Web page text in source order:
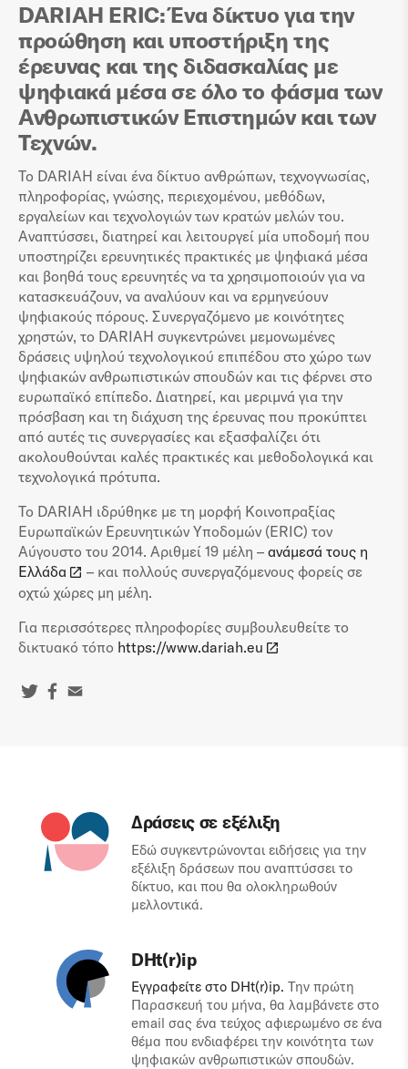
DARIAH ERIC: Ένα δίκτυο για την
προώθηση και υποστήριξη της
έρευνας και της διδασκαλίας με
ψηφιακά μέσα σε όλο το φάσμα των
Ανθρωπιστικών Επιστημών και των
Τεχνών.
Το DARIAH είναι ένα δίκτυο ανθρώπων, τεχνογνωσίας,
πληροφορίας, γνώσης, περιεχομένου, μεθόδων,
εργαλείων και τεχνολογιών των κρατών μελών του.
Αναπτύσσει, διατηρεί και λειτουργεί μία υποδομή που
υποστηρίζει ερευνητικές πρακτικές με ψηφιακά μέσα
και βοηθά τους ερευνητές να τα χρησιμοποιούν για να
κατασκευάζουν, να αναλύουν και να ερμηνεύουν
ψηφιακούς πόρους. Συνεργαζόμενο με κοινότητες
χρηστών, το DARIAH συγκεντρώνει μεμονωμένες
δράσεις υψηλού τεχνολογικού επιπέδου στο χώρο των
ψηφιακών ανθρωπιστικών σπουδών και τις φέρνει στο
ευρωπαϊκό επίπεδο. Διατηρεί, και μεριμνά για την
πρόσβαση και τη διάχυση της έρευνας που προκύπτει
από αυτές τις συνεργασίες και εξασφαλίζει ότι
ακολουθούνται καλές πρακτικές και μεθοδολογικά και
τεχνολογικά πρότυπα.
Το DARIAH ιδρύθηκε με τη μορφή Κοινοπραξίας
Ευρωπαϊκών Ερευνητικών Yποδομών (ERIC) τον
Αύγουστο του 2014. Αριθμεί 19 μέλη – ανάμεσά τους η
Ελλάδα
– και πολλούς συνεργαζόμενους φορείς σε
οχτώ χώρες μη μέλη.
Για περισσότερες πληροφορίες συμβουλευθείτε το
δικτυακό τόπο https://www.dariah.eu
Δράσεις σε εξέλιξη
Εδώ συγκεντρώνονται ειδήσεις για την
εξέλιξη δράσεων που αναπτύσσει το
δίκτυο, και που θα ολοκληρωθούν
μελλοντικά.
DHt(r)ip
Εγγραφείτε στο DHt(r)ip. Την πρώτη
Παρασκευή του μήνα, θα λαμβάνετε στο
email σας ένα τεύχος αφιερωμένο σε ένα
θέμα που ενδιαφέρει την κοινότητα των
ψηφιακών ανθρωπιστικών σπουδών.